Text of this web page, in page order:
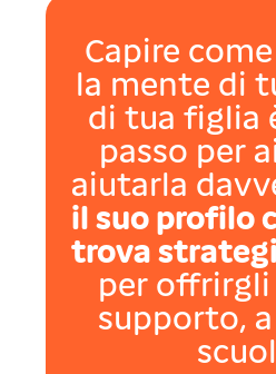
Capire
la mente di
di tua figlia
passo per
aiutarla
il suo profilo
trova
per
supporto, a